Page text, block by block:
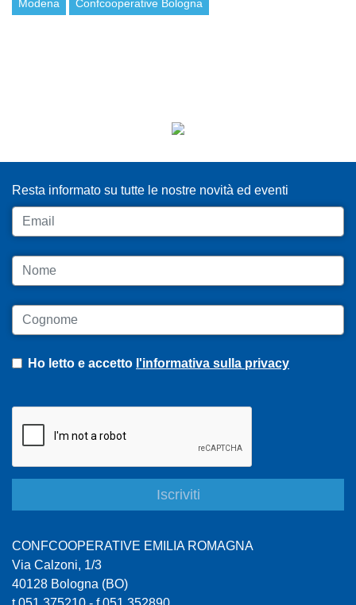
Modena Confcooperative Bologna
Resta informato su tutte le nostre novità ed eventi
Email
Nome
Cognome
Ho letto e accetto l'informativa sulla privacy
CONFCOOPERATIVE EMILIA ROMAGNA
Via Calzoni, 1/3
40128 Bologna (BO)